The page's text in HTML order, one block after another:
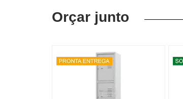
Orçar junto